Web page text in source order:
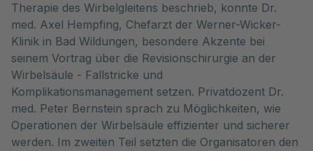
Therapie des Wirbelgleitens beschrieb, konnte Dr.
med. Axel Hempfing, Chefarzt der Werner-Wicker-
Klinik in Bad Wildungen, besondere Akzente bei
seinem Vortrag über die Revisionschirurgie an der
Wirbelsäule - Fallstricke und
Komplikationsmanagement setzen. Privatdozent Dr.
med. Peter Bernstein sprach zu Möglichkeiten, wie
Operationen der Wirbelsäule effizienter und sicherer
werden. Im zweiten Teil setzten die Organisatoren den